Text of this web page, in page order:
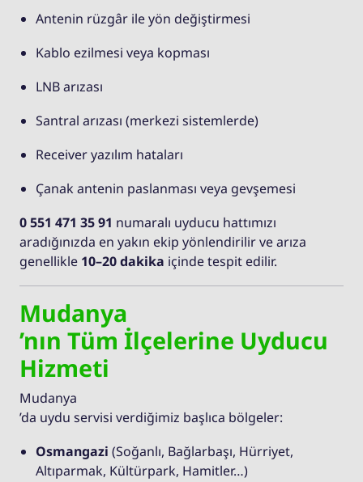
Antenin rüzgâr ile yön değiştirmesi
Kablo ezilmesi veya kopması
LNB arızası
Santral arızası (merkezi sistemlerde)
Receiver yazılım hataları
Çanak antenin paslanması veya gevşemesi
0 551 471 35 91 numaralı uyducu hattımızı
aradığınızda en yakın ekip yönlendirilir ve arıza
genellikle 10–20 dakika içinde tespit edilir.
Mudanya
’nın Tüm İlçelerine Uyducu
Hizmeti
Mudanya
’da uydu servisi verdiğimiz başlıca bölgeler:
Osmangazi (Soğanlı, Bağlarbaşı, Hürriyet,
Altıparmak, Kültürpark, Hamitler…)